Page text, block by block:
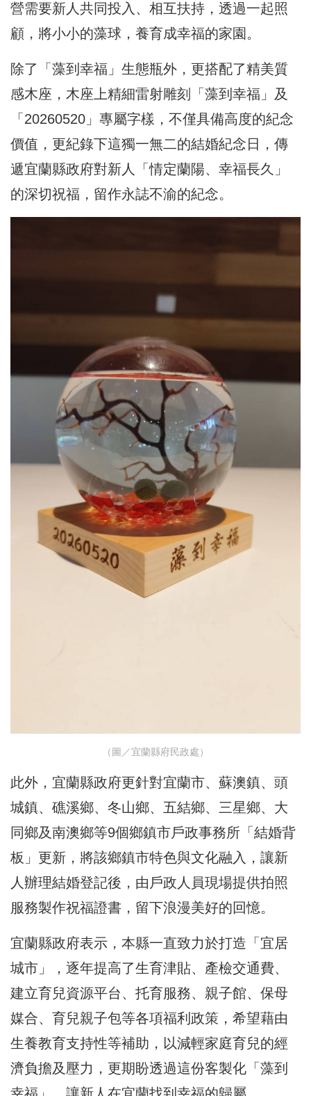
營需要新人共同投入、相互扶持，透過一起照
顧，將小小的藻球，養育成幸福的家園。
除了「藻到幸福」生態瓶外，更搭配了精美質
感木座，木座上精細雷射雕刻「藻到幸福」及
「20260520」專屬字樣，不僅具備高度的紀念
價值，更紀錄下這獨一無二的結婚紀念日，傳
遞宜蘭縣政府對新人「情定蘭陽、幸福長久」
的深切祝福，留作永誌不渝的紀念。
（圖／宜蘭縣府民政處）
此外，宜蘭縣政府更針對宜蘭市、蘇澳鎮、頭
城鎮、礁溪鄉、冬山鄉、五結鄉、三星鄉、大
同鄉及南澳鄉等9個鄉鎮市戶政事務所「結婚背
板」更新，將該鄉鎮市特色與文化融入，讓新
人辦理結婚登記後，由戶政人員現場提供拍照
服務製作祝福證書，留下浪漫美好的回憶。
宜蘭縣政府表示，本縣一直致力於打造「宜居
城市」，逐年提高了生育津貼、產檢交通費、
建立育兒資源平台、托育服務、親子館、保母
媒合、育兒親子包等各項福利政策，希望藉由
生養教育支持性等補助，以減輕家庭育兒的經
濟負擔及壓力，更期盼透過這份客製化「藻到